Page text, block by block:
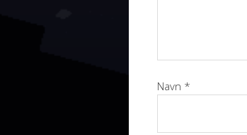
Navn *